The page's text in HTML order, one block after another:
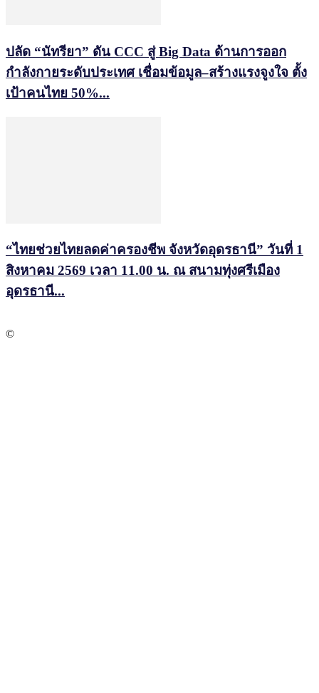
ปลัด “นัทรียา” ดัน CCC สู่ Big Data ด้านการออก
กำลังกายระดับประเทศ เชื่อมข้อมูล–สร้างแรงจูงใจ ตั้ง
เป้าคนไทย 50%...
“ไทยช่วยไทยลดค่าครองชีพ จังหวัดอุดรธานี” วันที่ 1
สิงหาคม 2569 เวลา 11.00 น. ณ สนามทุ่งศรีเมือง
อุดรธานี...
©